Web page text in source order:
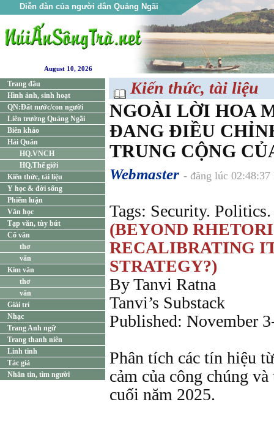
Diễn đàn của người dân Quảng Ngãi
August 10, 2026
Trang đầu
Hình ảnh, sinh hoạt
QN:Đất nước/con người
Liên trường Quảng Ngãi
Biên khảo
Hải Quân
HQ.VNCH
HQ.Thế giới
Kiến thức, tài liệu
Y học & đời sống
Phiếm luận
Văn học
Tạp văn, tùy bút
Cổ văn
thơ
văn
Kim văn
thơ
văn
Giải trí
Nhạc
Trang Anh ngữ
Trang thanh niên
Linh tinh
Tác giả
Nhắn tin, tìm người
Kiến thức, tài liệu
NGOÀI LỜI HOA
ĐANG ĐIỀU
TRUNG CỘNG
Webmaster - đăng lúc
Tags: Security. Politics.
(BEYOND
RECALIBRATING
STRATEGY?)
By Tanvi Ratna
Tanvi’s Substack
Published: November
Phân tích các tín hiệu
cảm của công chúng
cuối năm 2025.